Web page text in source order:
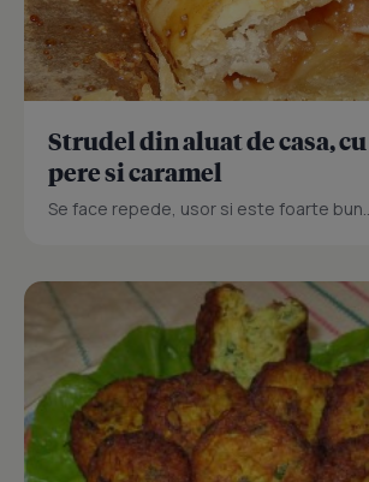
Strudel din aluat de casa,
pere si caramel
Se face repede, usor si este foarte bun...